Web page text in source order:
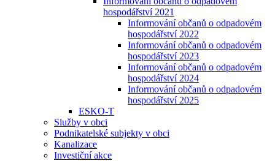
hospodářství 2021
Informování občanů o odpadovém
hospodářství 2022
Informování občanů o odpadovém
hospodářství 2023
Informování občanů o odpadovém
hospodářství 2024
Informování občanů o odpadovém
hospodářství 2025
ESKO-T
Služby v obci
Podnikatelské subjekty v obci
Kanalizace
Investiční akce